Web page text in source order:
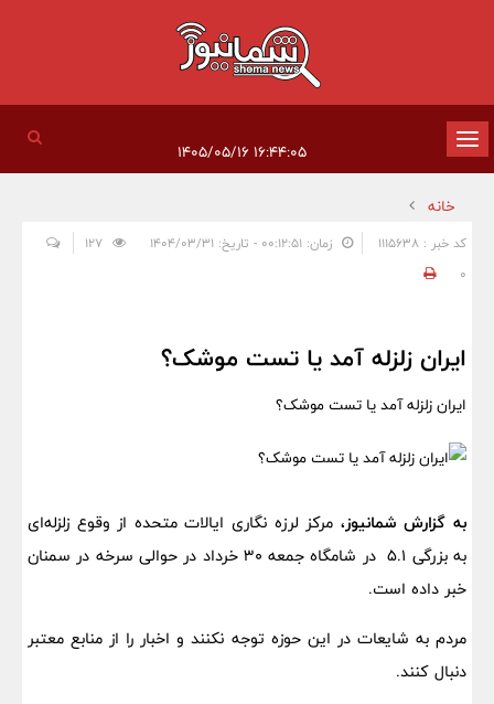
تغییر
وضعیت
ناوبری
خانه
کد خبر : 1115638 زمان: ۰۰:۱۲:۵۱ - تاریخ: ۱۴۰۴/۰۳/۳۱
0
ایران زلزله آمد یا تست موشک؟
ایران زلزله آمد یا تست موشک؟
به گزارش شمانیوز، مرکز لرزه‌ نگاری ایالات متحده از وقوع زلزله‌ای
به بزرگی ۵.۱ در شامگاه جمعه ۳۰ خرداد در حوالی سرخه در سمنان
خبر داده است.
مردم به شایعات در این حوزه توجه نکنند و اخبار را از منابع معتبر
دنبال کنند.